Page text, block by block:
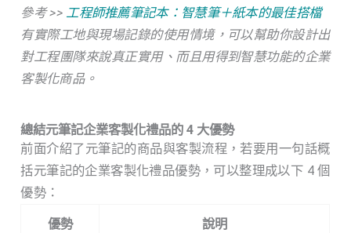
參考 >> 工程師推薦筆記本：智慧筆＋紙本的最佳搭檔
有實際工地與現場記錄的使用情境，可以幫助你設計出
對工程團隊來說真正實用、而且用得到智慧功能的企業
客製化商品。
總結元筆記企業客製化禮品的 4 大優勢
前面介紹了元筆記的商品與客製流程，若要用一句話概
括元筆記的企業客製化禮品優勢，可以整理成以下 4 個
優勢：
優勢 說明